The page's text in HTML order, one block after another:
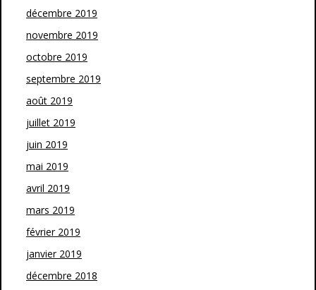
décembre 2019
novembre 2019
octobre 2019
septembre 2019
août 2019
juillet 2019
juin 2019
mai 2019
avril 2019
mars 2019
février 2019
janvier 2019
décembre 2018